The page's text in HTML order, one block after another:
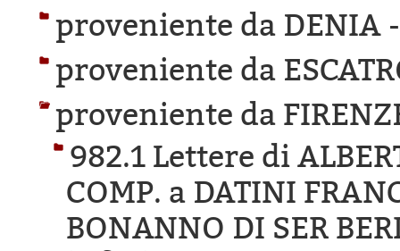
proveniente da DENIA
proveniente da
proveniente da
982.1 Lettere di
COMP. a DATINI
BONANNO DI SER